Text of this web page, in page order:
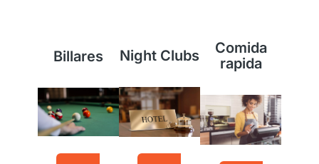
Billares Night Clubs
Comida
rapida